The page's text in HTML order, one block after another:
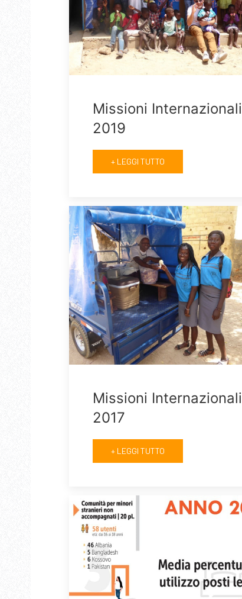
Missioni Internazionali
2019
+ LEGGI TUTTO
Missioni Internazionali
2017
+ LEGGI TUTTO